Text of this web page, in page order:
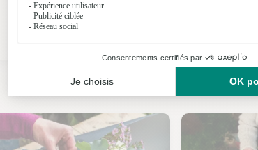
Nos fleuristes à Renauvoid